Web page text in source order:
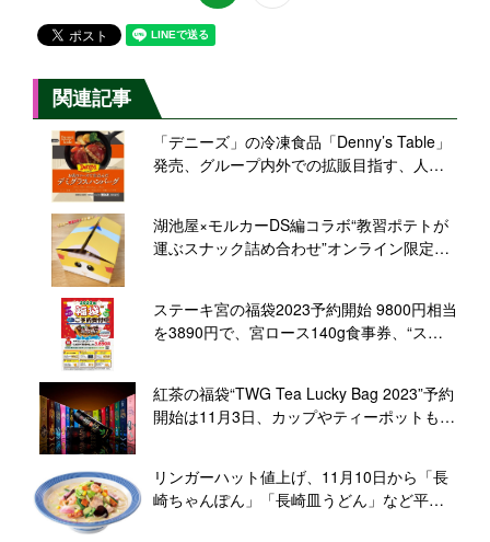
関連記事
「デニーズ」の冷凍食品「Denny’s Table」
発売、グループ内外での拡販目指す、人気
湖池屋×モルカーDS編コラボ“教習ポテトが
運ぶスナック詰め合わせ”オンライン限定発
ステーキ宮の福袋2023予約開始 9800円相当
を3890円で、宮ロース140g食事券、“スー
ス、「宮のたれ」の6点セット
紅茶の福袋“TWG Tea Lucky Bag 2023”予約
開始は11月3日、カップやティーポットもセ
リンガーハット値上げ、11月10日から「長
崎ちゃんぽん」「長崎皿うどん」など平均